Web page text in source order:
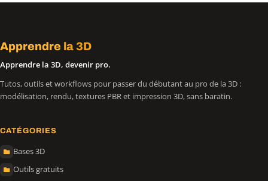
Apprendre la 3D
Apprendre la 3D, devenir pro.
Tutos, outils et workflows pour passer du débutant au pro de la 3D :
modélisation, rendu, textures PBR et impression 3D, sans baratin.
CATÉGORIES
Bases 3D
Outils gratuits